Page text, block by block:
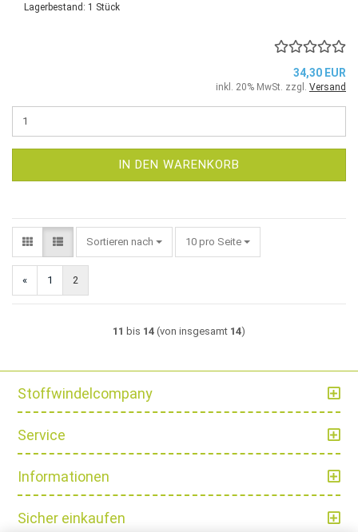
Lagerbestand: 1 Stück
34,30 EUR
inkl. 20% MwSt. zzgl. Versand
IN DEN WARENKORB
Sortieren nach
Sortieren nach 10 pro Seite
pro Seite
« 1 2
11 bis 14 (von insgesamt 14)
Stoffwindelcompany
Service
Informationen
Sicher einkaufen